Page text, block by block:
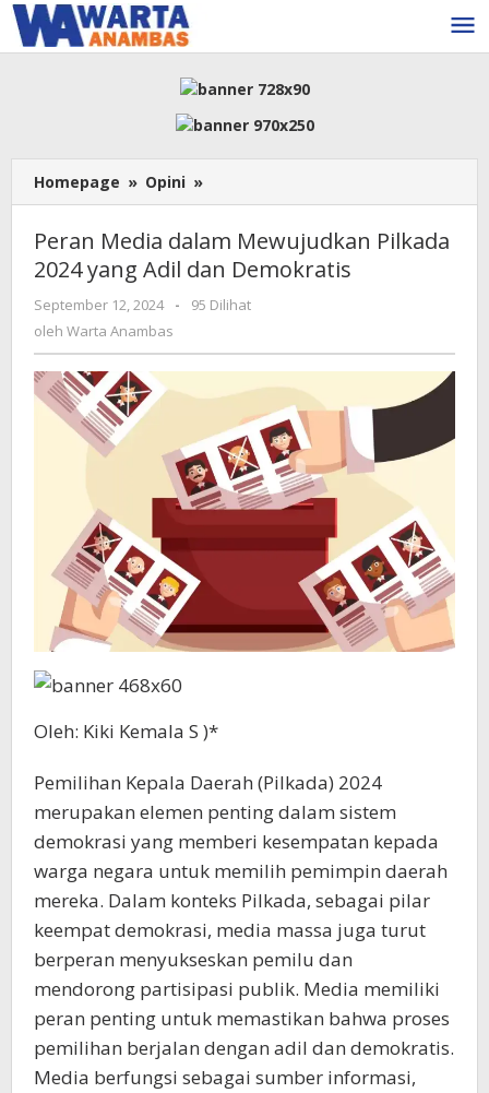
Lewati
ke
konten
Homepage » Opini »
Media
Mewujudkan
Pilkada
2024
Demokratis
Peran Media dalam Mewujudkan Pilkada
2024 yang Adil dan Demokratis
September 12, 2024
oleh
-
95 Dilihat
oleh Warta Anambas
Oleh: Kiki Kemala S )*
Pemilihan Kepala Daerah (Pilkada) 2024
merupakan elemen penting dalam sistem
demokrasi yang memberi kesempatan kepada
warga negara untuk memilih pemimpin daerah
mereka. Dalam konteks Pilkada, sebagai pilar
keempat demokrasi, media massa juga turut
berperan menyukseskan pemilu dan
mendorong partisipasi publik. Media memiliki
peran penting untuk memastikan bahwa proses
pemilihan berjalan dengan adil dan demokratis.
Media berfungsi sebagai sumber informasi,